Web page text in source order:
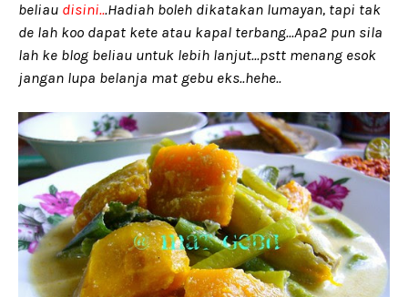
beliau disini...Hadiah boleh dikatakan lumayan, tapi tak
de lah koo dapat kete atau kapal terbang...Apa2 pun sila
lah ke blog beliau untuk lebih lanjut...pstt menang esok
jangan lupa belanja mat gebu eks..hehe..